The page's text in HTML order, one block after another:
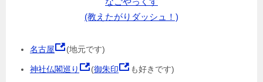
(教えたがりダッシュ！)
名古屋 (地元です)
神社仏閣巡り (御朱印
も好きです)